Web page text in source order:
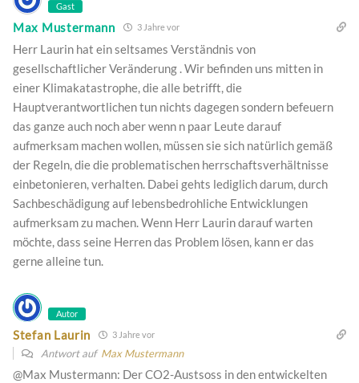
Gast
Max Mustermann 3 Jahre vor
Herr Laurin hat ein seltsames Verständnis von
gesellschaftlicher Veränderung . Wir befinden uns mitten in
einer Klimakatastrophe, die alle betrifft, die
Hauptverantwortlichen tun nichts dagegen sondern befeuern
das ganze auch noch aber wenn n paar Leute darauf
aufmerksam machen wollen, müssen sie sich natürlich gemäß
der Regeln, die die problematischen herrschaftsverhältnisse
einbetonieren, verhalten. Dabei gehts lediglich darum, durch
Sachbeschädigung auf lebensbedrohliche Entwicklungen
aufmerksam zu machen. Wenn Herr Laurin darauf warten
möchte, dass seine Herren das Problem lösen, kann er das
gerne alleine tun.
Autor
Stefan Laurin 3 Jahre vor
Antwort auf Max Mustermann
@Max Mustermann: Der CO2-Austsoss in den entwickelten